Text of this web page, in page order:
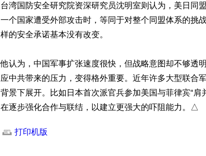
台湾国防安全研究院资深研究员沈明室则认为，美日同
一个国家遭受外部攻击时，等同于对整个同盟体系的挑
样的安全承诺基本没有改变。
他认为，中国军事扩张速度很快，但战略意图却不够透
应中共带来的压力，变得格外重要。近年许多大型联合
背景下展开。比如日本首次派官兵参加美国与菲律宾“肩
在逐步强化合作与联结，以建立更强大的吓阻能力。△
打印机版